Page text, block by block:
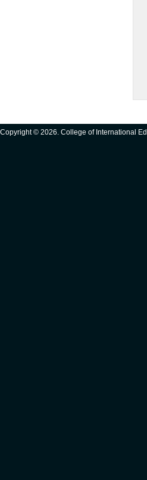
Copyright © 2026. College of International